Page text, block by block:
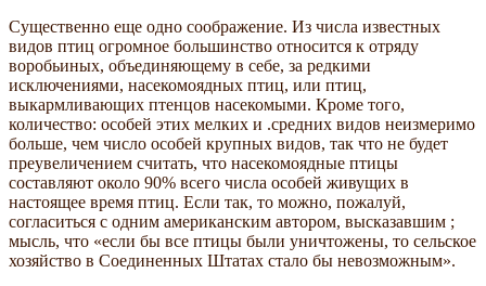
Существенно еще одно соображение. Из числа известных
видов птиц огромное большинство относится к отряду
воробьиных, объединяющему в себе, за редкими
исключениями, насекомоядных птиц, или птиц,
выкармливающих птенцов насекомыми. Кроме того,
количество: особей этих мелких и .средних видов неизмеримо
больше, чем число особей крупных видов, так что не будет
преувеличением считать, что насекомоядные птицы
составляют около 90% всего числа особей живущих в
настоящее время птиц. Если так, то можно, пожалуй,
согласиться с одним американским автором, высказавшим ;
мысль, что «если бы все птицы были уничтожены, то сельское
хозяйство в Соединенных Штатах стало бы невозможным».